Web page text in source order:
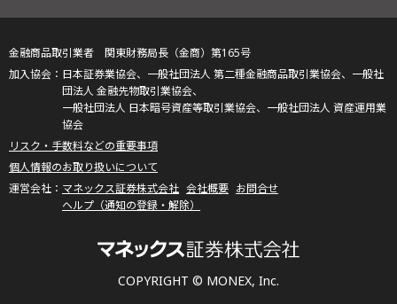
COPYRIGHT © MONEX, Inc.
金融商品取引業者 関東財務局長（金商）第165号
日本証券業協会、一般社団法人 第二種金融商品取引業協会、一般社
団法人 金融先物取引業協会、
一般社団法人 日本暗号資産等取引業協会、一般社団法人 資産運用業
協会
リスク・手数料などの重要事項
個人情報のお取り扱いについて
マネックス証券株式会社 会社概要 お問合せ
ヘルプ（通知の登録・解除）